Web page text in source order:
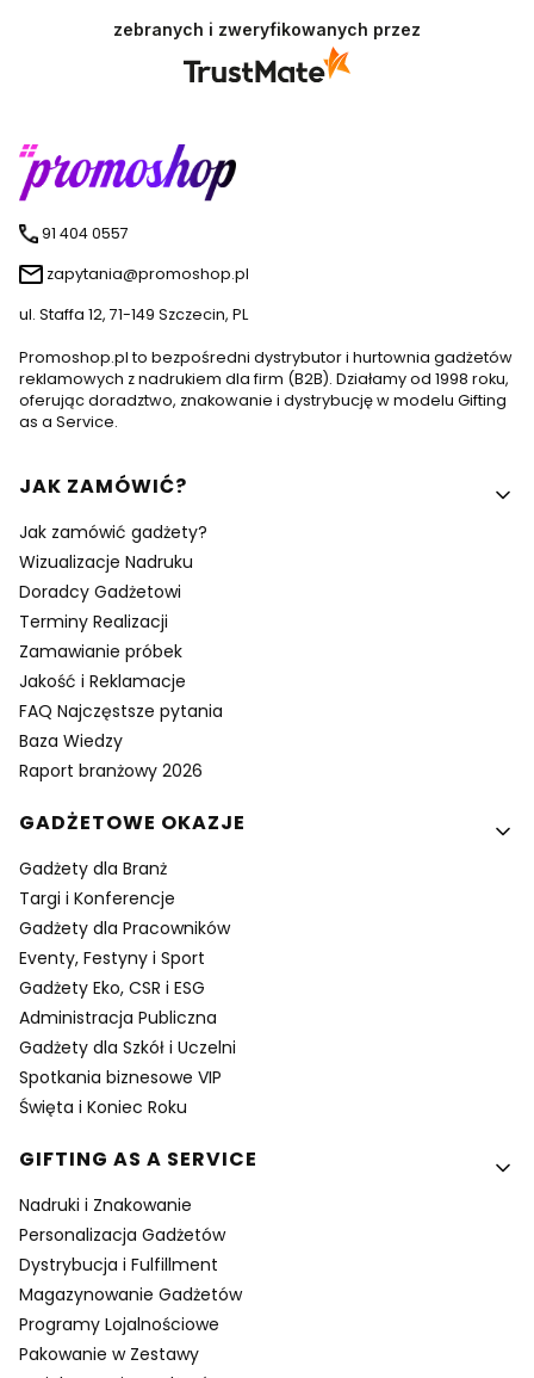
zebranych i zweryfikowanych przez
91 404 0557
zapytania@promoshop.pl
ul. Staffa 12, 71-149 Szczecin, PL
Promoshop.pl to bezpośredni dystrybutor i hurtownia gadżetów
reklamowych z nadrukiem dla firm (B2B). Działamy od 1998 roku,
oferując doradztwo, znakowanie i dystrybucję w modelu Gifting
as a Service.
Linki w stopce
JAK ZAMÓWIĆ?
Jak zamówić gadżety?
Wizualizacje Nadruku
Doradcy Gadżetowi
Terminy Realizacji
Zamawianie próbek
Jakość i Reklamacje
FAQ Najczęstsze pytania
Baza Wiedzy
Raport branżowy 2026
GADŻETOWE OKAZJE
Gadżety dla Branż
Targi i Konferencje
Gadżety dla Pracowników
Eventy, Festyny i Sport
Gadżety Eko, CSR i ESG
Administracja Publiczna
Gadżety dla Szkół i Uczelni
Spotkania biznesowe VIP
Święta i Koniec Roku
GIFTING AS A SERVICE
Nadruki i Znakowanie
Personalizacja Gadżetów
Dystrybucja i Fulfillment
Magazynowanie Gadżetów
Programy Lojalnościowe
Pakowanie w Zestawy